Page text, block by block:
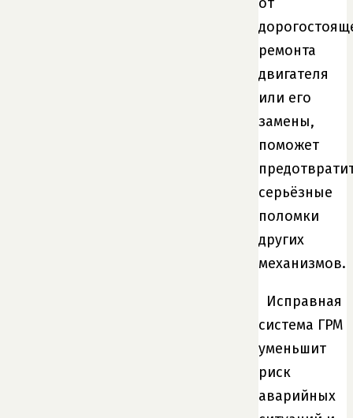
ремонта
двигателя
или его
замены,
поможет
серьёзные
поломки
других
механизмов.
Исправная
система ГРМ
уменьшит
риск
аварийных